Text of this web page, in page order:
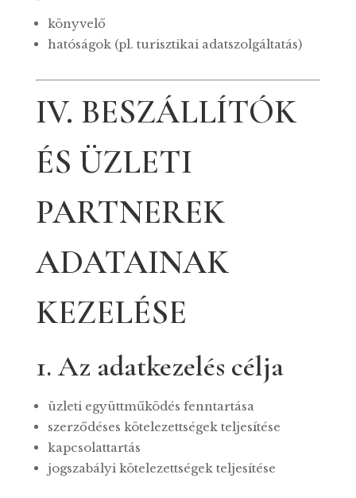
könyvelő
hatóságok (pl. turisztikai adatszolgáltatás)
IV. BESZÁLLÍTÓK
ÉS ÜZLETI
PARTNEREK
ADATAINAK
KEZELÉSE
1. Az adatkezelés célja
üzleti együttműködés fenntartása
szerződéses kötelezettségek teljesítése
kapcsolattartás
jogszabályi kötelezettségek teljesítése